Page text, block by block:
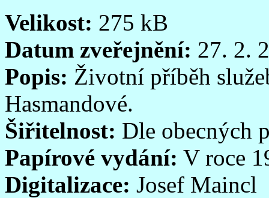
Velikost: 275 kB
Datum zveřejnění: 27. 2.
Popis: Životní příběh
Hasmandové.
Šiřitelnost: Dle obecných
Papírové vydání: V roce
Digitalizace: Josef Maincl